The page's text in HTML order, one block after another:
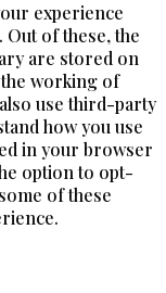
experience
of these, the
are stored on
working of
use third-party
how you use
in your browser
option to opt-
of these